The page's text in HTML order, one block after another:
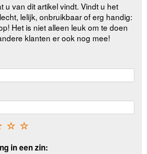
u van dit artikel vindt. Vindt u het
lelijk, onbruikbaar of erg handig:
Het is niet alleen leuk om te doen
klanten er ook nog mee!
☆
☆
in een zin: